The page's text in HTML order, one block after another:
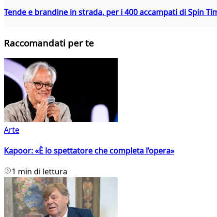
Tende e brandine in strada, per i 400 accampati di Spin
Raccomandati per te
Arte
Kapoor: «È lo spettatore che completa l’opera»
1 min di lettura